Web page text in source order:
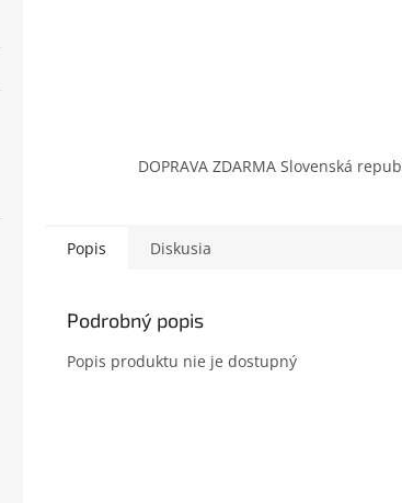
DOPRAVA ZDARMA Slovenská
Popis Diskusia
Podrobný popis
Popis produktu nie je dostupný